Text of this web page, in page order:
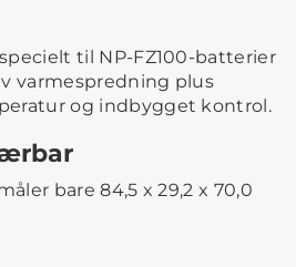
til NP-FZ100-batterier
varmespredning plus
og indbygget kontrol.
bare 84,5 x 29,2 x 70,0